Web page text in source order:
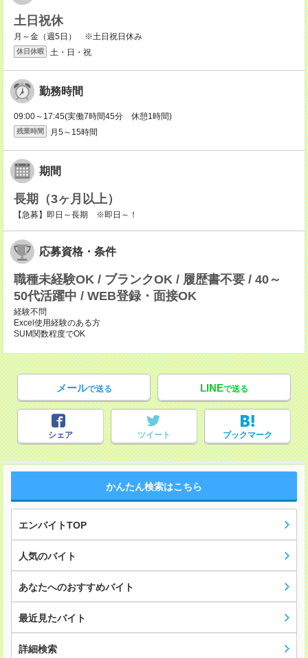
土日祝休
月～金（週5日） ※土日祝日休み
休日休暇 土・日・祝
勤務時間
09:00～17:45(実働7時間45分 休憩1時間)
残業時間 月5～15時間
期間
長期（3ヶ月以上）
【急募】即日～長期 ※即日～！
応募資格・条件
職種未経験OK / ブランクOK / 履歴書不要 / 40～
50代活躍中 / WEB登録・面接OK
経験不問
Excel使用経験のある方
SUM関数程度でOK
メールで送る LINEで送る
シェア ツイート ブックマーク
かんたん検索はこちら
エンバイトTOP
人気のバイト
あなたへのおすすめバイト
最近見たバイト
詳細検索